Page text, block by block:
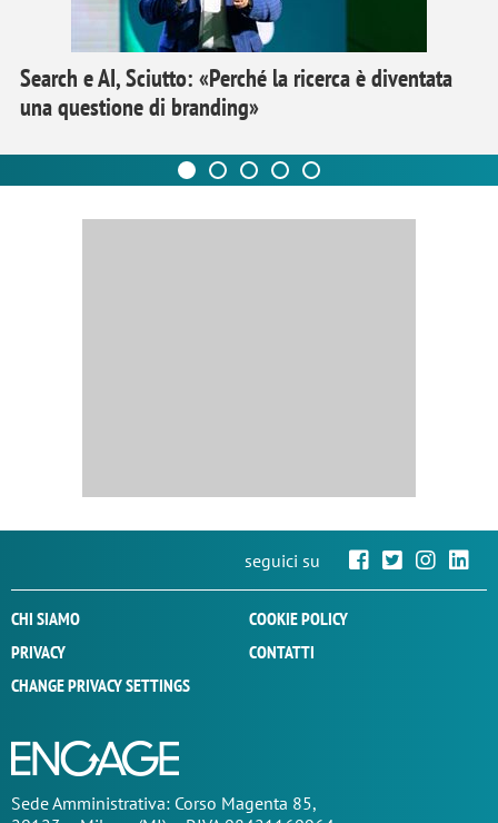
Search e AI, Sciutto: «Perché la ricerca è diventata
una questione di branding»
seguici su
CHI SIAMO
COOKIE POLICY
PRIVACY
CONTATTI
CHANGE PRIVACY SETTINGS
SedeAmministrativa: Corso Magenta 85,